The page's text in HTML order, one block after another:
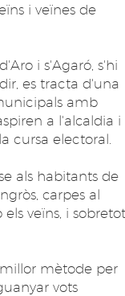
i veïnes de
i s'Agaró, s'hi
es tracta d'una
amb
a l'alcaldia i
cursa electoral.
als habitants de
carpes al
veïns, i sobretot
mètode per
vots